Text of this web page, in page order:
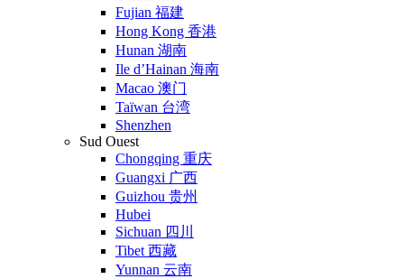
Fujian 福建
Hong Kong 香港
Hunan 湖南
Ile d’Hainan 海南
Macao 澳门
Taïwan 台湾
Shenzhen
Sud Ouest
Chongqing 重庆
Guangxi 广西
Guizhou 贵州
Hubei
Sichuan 四川
Tibet 西藏
Yunnan 云南